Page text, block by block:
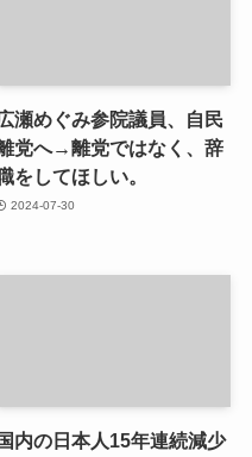
瀬めぐみ参院議員、自民
党へ→離党ではなく、辞
をしてほしい。
2024-07-30
国内の日本人15年連続減少